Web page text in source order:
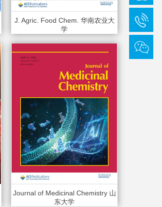
J. Agric. Food Chem. 华南农业大
学
Journal of Medicinal Chemistry 山
东大学